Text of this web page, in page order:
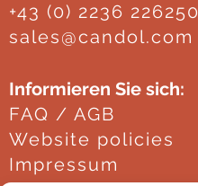
+43 (0) 2236 226250
sales@candol.com
Informieren Sie sich:
FAQ / AGB
Website policies
Impressum